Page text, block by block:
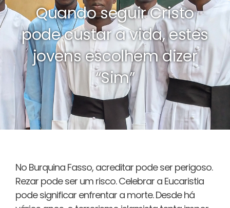
Quando seguir Cristo
pode custar a vida, estes
jovens escolhem dizer
“Sim”
No Burquina Fasso, acreditar pode ser perigoso.
Rezar pode ser um risco. Celebrar a Eucaristia
pode significar enfrentar a morte. Desde há